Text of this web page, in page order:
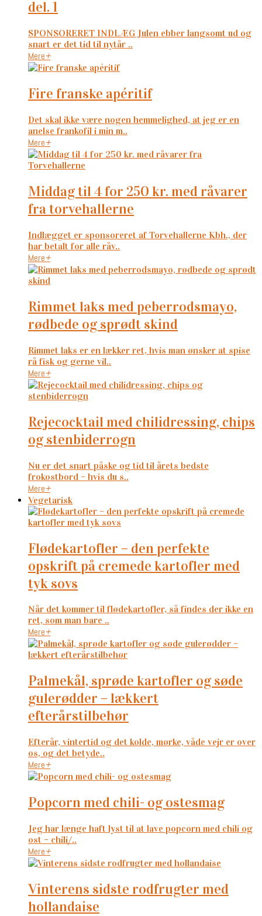
del. 1
SPONSORERET INDLÆG Julen ebber langsomt ud og
snart er det tid til nytår ..
Mere+
fire franske apéritif
Det skal ikke være nogen hemmelighed, at jeg er en
anelse frankofil i min m..
Mere+
middag til 4 for 250 kr. med råvarer
fra torvehallerne
Indlægget er sponsoreret af Torvehallerne Kbh., der
har betalt for alle råv..
Mere+
rimmet laks med peberrodsmayo,
rødbede og sprødt skind
Rimmet laks er en lækker ret, hvis man ønsker at spise
rå fisk og gerne vil..
Mere+
rejecocktail med chilidressing, chips
og stenbiderrogn
Nu er det snart påske og tid til årets bedste
frokostbord – hvis du s..
Mere+
Vegetarisk
flødekartofler – den perfekte
opskrift på cremede kartofler med
tyk sovs
Når det kommer til flødekartofler, så findes der ikke en
ret, som man bare ..
Mere+
palmekål, sprøde kartofler og søde
gulerødder – lækkert
efterårstilbehør
Efterår, vintertid og det kolde, mørke, våde vejr er over
os, og det betyde..
Mere+
popcorn med chili- og ostesmag
Jeg har længe haft lyst til at lave popcorn med chili og
ost – chili/..
Mere+
vinterens sidste rodfrugter med
hollandaise